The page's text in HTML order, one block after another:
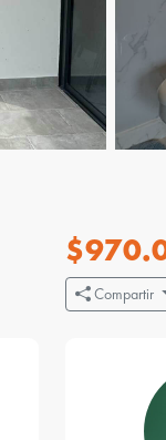
Compartir